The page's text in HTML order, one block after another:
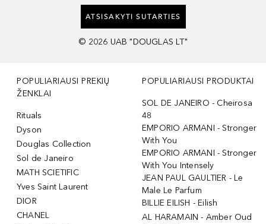
ATSISAKYTI SUTARTIES
© 2026 UAB "DOUGLAS LT"
POPULIARIAUSI PREKIŲ
ŽENKLAI
Rituals
Dyson
Douglas Collection
Sol de Janeiro
MATH SCIETIFIC
Yves Saint Laurent
DIOR
CHANEL
POPULIARIAUSI PRODUKTAI
SOL DE JANEIRO - Cheirosa
48
EMPORIO ARMANI - Stronger
With You
EMPORIO ARMANI - Stronger
With You Intensely
JEAN PAUL GAULTIER - Le
Male Le Parfum
BILLIE EILISH - Eilish
AL HARAMAIN - Amber Oud